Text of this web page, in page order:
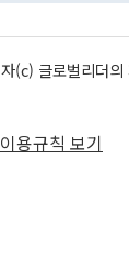
(c) 글로벌리더
용규칙 보기